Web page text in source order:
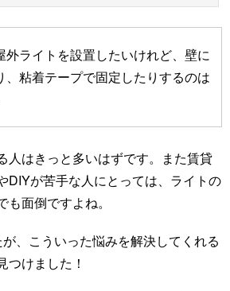
外ライトを設置したいけれど、壁に
、粘着テープで固定したりするのは
人はきっと多いはずです。また賃貸
DIYが苦手な人にとっては、ライトの
面倒ですよね。
、こういった悩みを解決してくれる
つけました！